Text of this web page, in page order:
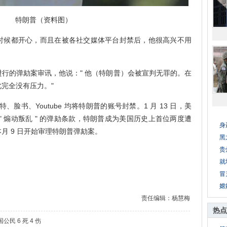
身
黑
贵
就
冒
嫦
热
特朗普（资料图）
开心，而且在被各社交媒体平台封禁后，他很高兴不用
弹劾案审讯，他说：" 他（特朗普）会被宣判无罪的。在
全没有压力。"
脸书、Youtube 均将特朗普的账号封禁。1 月 13 日，美
动叛乱 " 的弹劾条款，特朗普成为美国历史上首位两度遭
9 日开始审理特朗普弹劾案。
责任编辑：杨慧梅
公民 6 死 4 伤